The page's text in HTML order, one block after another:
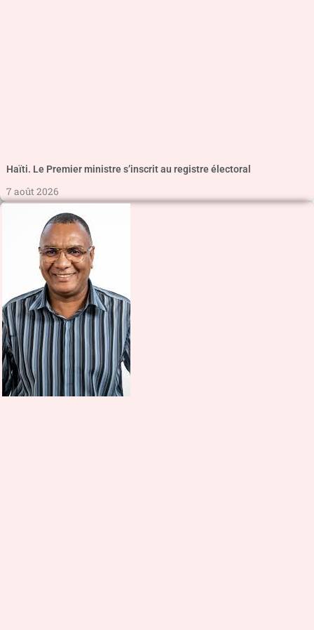
Haïti. Le Premier ministre s’inscrit au registre électoral
7 août 2026